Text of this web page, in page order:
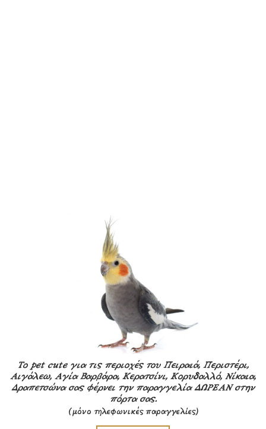
Το pet cute για τις περιοχές του Πειραιά, Περιστέρι,
Αιγάλεω, Αγία Βαρβάρα, Κερατσίνι, Κορυδαλλό, Νίκαια,
Δραπετσώνα σας φέρνει την παραγγελία ΔΩΡΕΑΝ στην
πόρτα σας.
(μόνο τηλεφωνικές παραγγελίες)